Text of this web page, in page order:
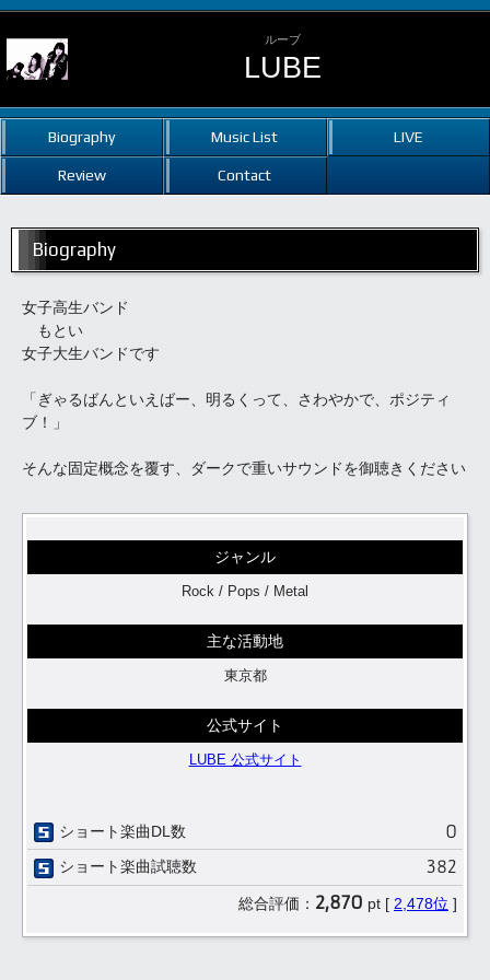
ルーブ
LUBE
Biography Music List LIVE
Review Contact
Biography
女子高生バンド
もとい
女子大生バンドです
「ぎゃるばんといえばー、明るくって、さわやかで、ポジティ
ブ！」
そんな固定概念を覆す、ダークで重いサウンドを御聴きください
ジャンル
Rock / Pops / Metal
主な活動地
東京都
公式サイト
LUBE 公式サイト
ショート楽曲DL数 0
ショート楽曲試聴数 382
総合評価： 2,870 pt [ 2,478位 ]